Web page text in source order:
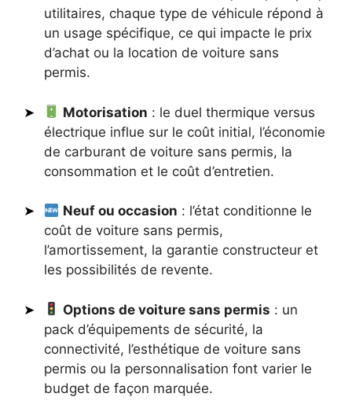
utilitaires, chaque type de véhicule répond à
un usage spécifique, ce qui impacte le prix
d’achat ou la location de voiture sans
permis.
Motorisation : le duel thermique versus
électrique influe sur le coût initial, l’économie
de carburant de voiture sans permis, la
consommation et le coût d’entretien.
Neuf ou occasion : l’état conditionne le
coût de voiture sans permis,
l’amortissement, la garantie constructeur et
les possibilités de revente.
Options de voiture sans permis : un
pack d’équipements de sécurité, la
connectivité, l’esthétique de voiture sans
permis ou la personnalisation font varier le
budget de façon marquée.